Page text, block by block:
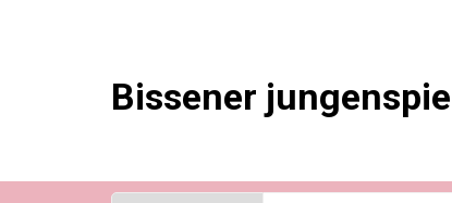
Bissener